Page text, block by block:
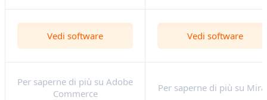
Vedi software Vedi software
Per saperne di più su Adobe
Commerce
Per saperne di più su